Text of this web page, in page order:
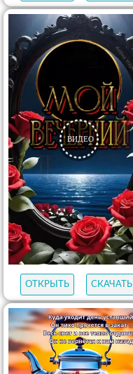
ОТКРЫТЬ СКАЧАТЬ